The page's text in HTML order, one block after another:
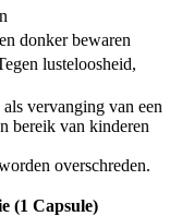
donker bewaren
lusteloosheid,
vervanging van een
bereik van kinderen
overschreden.
(1 Capsule)